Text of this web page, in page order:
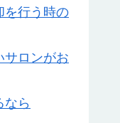
を行う時の
サロンがお
なら